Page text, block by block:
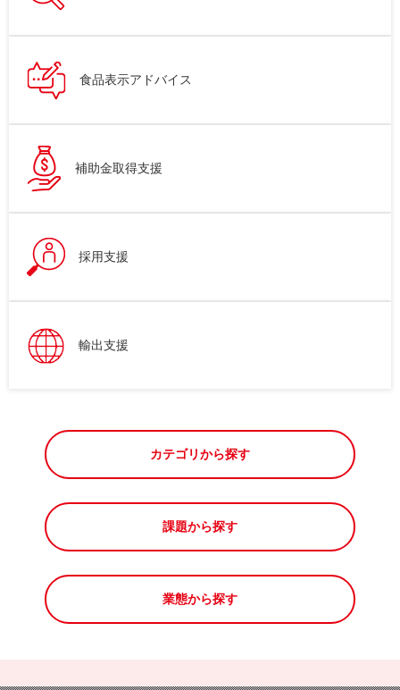
食品表示アドバイス
補助金取得支援
採用支援
輸出支援
カテゴリから探す
課題から探す
業態から探す